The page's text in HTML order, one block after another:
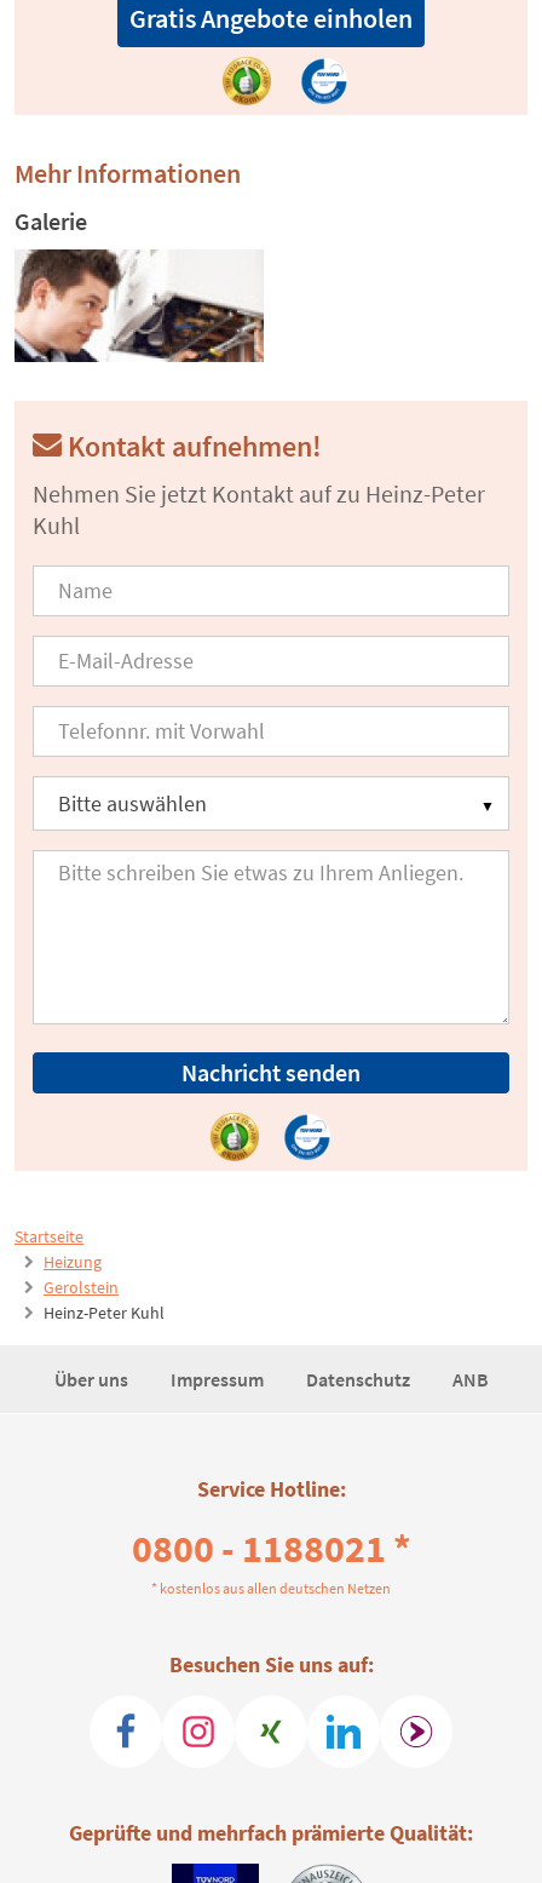
Startseite
Heizung
Gerolstein
Heinz-Peter Kuhl
Gratis Angebote einholen
Mehr Informationen
Galerie
Kontakt aufnehmen!
Nehmen Sie jetzt Kontakt auf zu Heinz-Peter
Kuhl
Nachricht senden
Über uns Impressum Datenschutz ANB
Service Hotline:
0800 - 1188021 *
* kostenlos aus allen deutschen Netzen
Besuchen Sie uns auf:
Geprüfte und mehrfach prämierte Qualität: